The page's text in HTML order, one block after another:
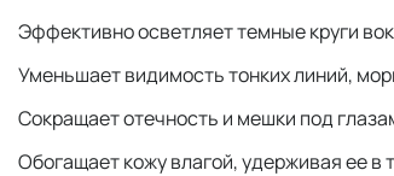
Эффективно осветляет темные круги
Уменьшает видимость тонких линий,
Сокращает отечность и мешки под
Обогащает кожу влагой, удерживая ее в